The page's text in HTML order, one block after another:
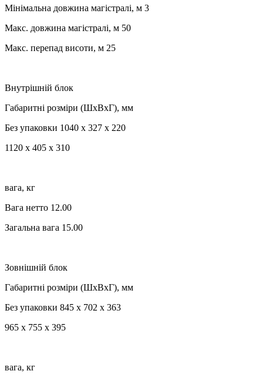
Мінімальна довжина магістралі, м 3
Макс. довжина магістралі, м 50
Макс. перепад висоти, м 25
Внутрішній блок
Габаритні розміри (ШхВхГ), мм
Без упаковки 1040 x 327 x 220
1120 x 405 x 310
вага, кг
Вага нетто 12.00
Загальна вага 15.00
Зовнішній блок
Габаритні розміри (ШхВхГ), мм
Без упаковки 845 x 702 x 363
965 x 755 x 395
вага, кг